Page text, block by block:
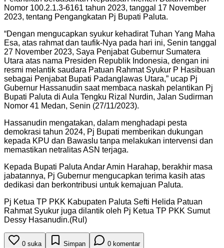
Nomor 100.2.1.3-6161 tahun 2023, tanggal 17 November
2023, tentang Pengangkatan Pj Bupati Paluta.
“Dengan mengucapkan syukur kehadirat Tuhan Yang Maha
Esa, atas rahmat dan taufik-Nya pada hari ini, Senin tanggal
27 November 2023, Saya Penjabat Gubernur Sumatera
Utara atas nama Presiden Republik Indonesia, dengan ini
resmi melantik saudara Patuan Rahmat Syukur P Hasibuan
sebagai Penjabat Bupati Padanglawas Utara,” ucap Pj
Gubernur Hassanudin saat membaca naskah pelantikan Pj
Bupati Paluta di Aula Tengku Rizal Nurdin, Jalan Sudirman
Nomor 41 Medan, Senin (27/11/2023).
Hassanudin mengatakan, dalam menghadapi pesta
demokrasi tahun 2024, Pj Bupati memberikan dukungan
kepada KPU dan Bawaslu tanpa melakukan intervensi dan
memastikan netralitas ASN terjaga.
Kepada Bupati Paluta Andar Amin Harahap, berakhir masa
jabatannya, Pj Gubernur mengucapkan terima kasih atas
dedikasi dan berkontribusi untuk kemajuan Paluta.
Pj Ketua TP PKK Kabupaten Paluta Sefti Helida Patuan
Rahmat Syukur juga dilantik oleh Pj Ketua TP PKK Sumut
Dessy Hasanudin.(Rul)
0 suka Simpan 0 komentar